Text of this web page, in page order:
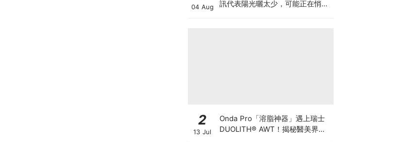
04 Aug
訊代表陽光曬太少，可能正在悄悄
2
13 Jul
Onda Pro「溶脂神器」遇上瑞士
DUOLITH® AWT！揭秘醫美界悄